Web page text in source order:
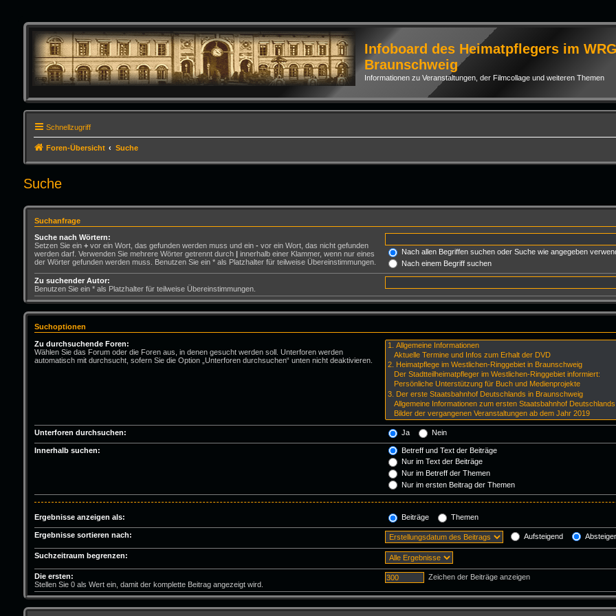
Infoboard des Heimatpflegers im
Braunschweig
Informationen zu Veranstaltungen, der Filmcollage und weiteren Themen
Schnellzugriff
Foren-Übersicht Suche
Suche
Suchanfrage
Suche nach Wörtern:
Setzen Sie ein +vor ein Wort, das gefunden werden muss und ein -vor ein Wort, das nicht gefunden
werden darf. Verwenden Sie mehrere Wörter getrennt durch |innerhalb einer Klammer, wenn nur eines
der Wörter gefunden werden muss. Benutzen Sie ein * als Platzhalter für teilweise Übereinstimmungen.
Nach allen Begriffen suchen oder Suche wie angegeben
Nach einem Begriff suchen
Zu suchender Autor:
Benutzen Sie ein * als Platzhalter für teilweise Übereinstimmungen.
Suchoptionen
Zu durchsuchende Foren:
Wählen Sie das Forum oder die Foren aus, in denen gesucht werden soll. Unterforen werden
automatisch mit durchsucht, sofern Sie die Option „Unterforen durchsuchen“ unten nicht deaktivieren.
Unterforen durchsuchen: Ja Nein
Innerhalb suchen:
Betreff und Text der Beiträge
Nur im Text der Beiträge
Nur im Betreff der Themen
Nur im ersten Beitrag der Themen
Ergebnisse anzeigen als: Beiträge Themen
Ergebnisse sortieren nach: Aufsteigend
Suchzeitraum begrenzen:
Die ersten:
Stellen Sie 0 als Wert ein, damit der komplette Beitrag angezeigt wird.
Zeichen der Beiträge anzeigen